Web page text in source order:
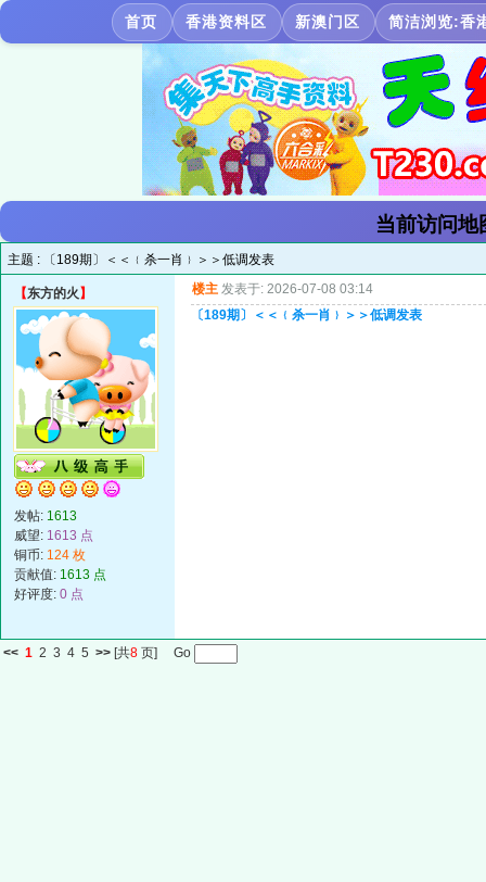
首页 香港资料区 新澳门区 简洁浏览:香
当前访问地
主题 : 〔189期〕＜＜﹛杀一肖﹜＞＞低调发表
【东方的火 】
发帖: 1613
威望: 1613 点
铜币: 124 枚
贡献值: 1613 点
好评度: 0 点
楼主 发表于: 2026-07-08 03:14
〔189期〕＜＜﹛杀一肖﹜＞＞低调发表
<< 1 2 3 4 5 >> [共8 页] Go